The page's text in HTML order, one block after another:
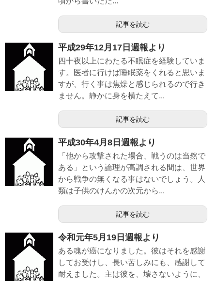
記事を読む
平成29年12月17日週報より
四十夜以上にわたる不眠症を経験していま
す。医者に行けば睡眠薬をくれると思いま
すが、行く事は焦燥と感じられるので行き
ません。静かに身を横たえて...
記事を読む
平成30年4月8日週報より
「他から攻撃された場合、戦うのは当然で
ある」という論理が高調される間は、世界
から戦争の無くなる事はないでしょう。人
類は子供のけんかの次元から...
記事を読む
令和元年5月19日週報より
ある魂が癌になりました。彼はそれを感謝
してお受けし、長い苦しみにも、感謝して
耐えました。主は彼を、壊さないように、